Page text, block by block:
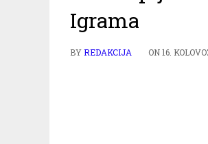
Igrama
BYREDAKCIJA ON16.